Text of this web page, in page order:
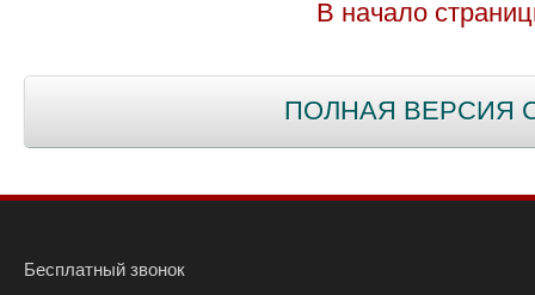
В начало
ПОЛНАЯ ВЕРСИЯ
Бесплатный звонок